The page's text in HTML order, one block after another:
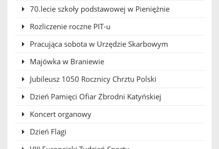
70.lecie szkoły podstawowej w Pieniężnie
Rozliczenie roczne PIT-u
Pracująca sobota w Urzędzie Skarbowym
Majówka w Braniewie
Jubileusz 1050 Rocznicy Chrztu Polski
Dzień Pamięci Ofiar Zbrodni Katyńskiej
Koncert organowy
Dzień Flagi